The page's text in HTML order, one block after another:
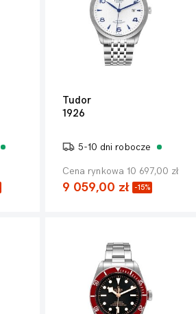
Tudor
1926
5-10 dni robocze
Cena rynkowa 10 697,00 zł
9 059,00 zł -15%